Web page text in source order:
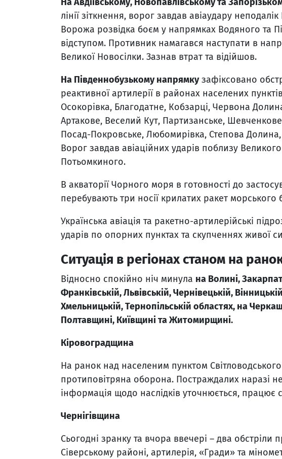
лінії зіткнення, ворог завдав авіаудару
Ворожа розвідка боєм у напрямках Водяного та
відступом. Противник намагався наступати в
Великої Новосілки. Зазнав втрат та відійшов.
На Південнобузькому напрямкузафіксовано
реактивної артилерії в районах населених
Осокорівка, Благодатне, Кобзарці, Червона
Артакове, Веселий Кут, Партизанське,
Посад-Покровське, Любомирівка, Степова Долина,
Ворог завдав авіаційних ударів поблизу
Потьомкиного.
В акваторії Чорного моря в готовності до
перебувають три носії крилатих ракет морського
Українська авіація та ракетно-артилерійські
ударів по опорних пунктах та скупченнях живої
Ситуація в регіонах станом на
Відносно спокійно ніч минула на Волині,
Франківській, Львівській, Чернівецькій,
Хмельницькій, Тернопільській областях, на
Полтавщині, Київщині та Житомирщині.
Кіровоградщина
На ранок над населеним пунктом
протиповітряна оборона. Постраждалих наразі
інформація щодо наслідків уточнюється, працює
Чернігівщина
Сьогодні зранку та вчора ввечері – два
Сіверському районі, артилерія, «Гради» та